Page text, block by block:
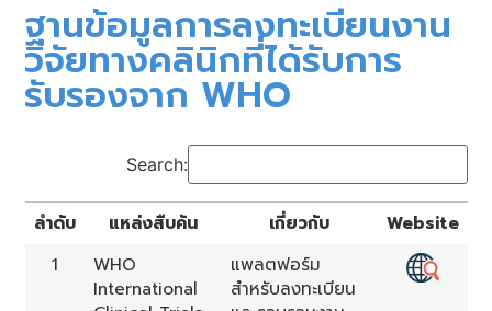
ฐานข้อมูลการลงทะเบียนงาน
วิจัยทางคลินิกที่ได้รับการ
รับรองจาก WHO
Search:
ลำดับ แหล่งสืบค้น เกี่ยวกับ
Website
1
WHO
International
แพลตฟอร์ม
สำหรับลงทะเบียน